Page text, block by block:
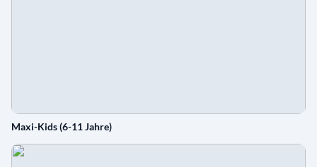
Maxi-Kids (6-11 Jahre)